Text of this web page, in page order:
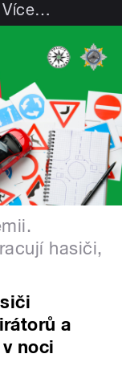
Více…
hasiči,
a
noci